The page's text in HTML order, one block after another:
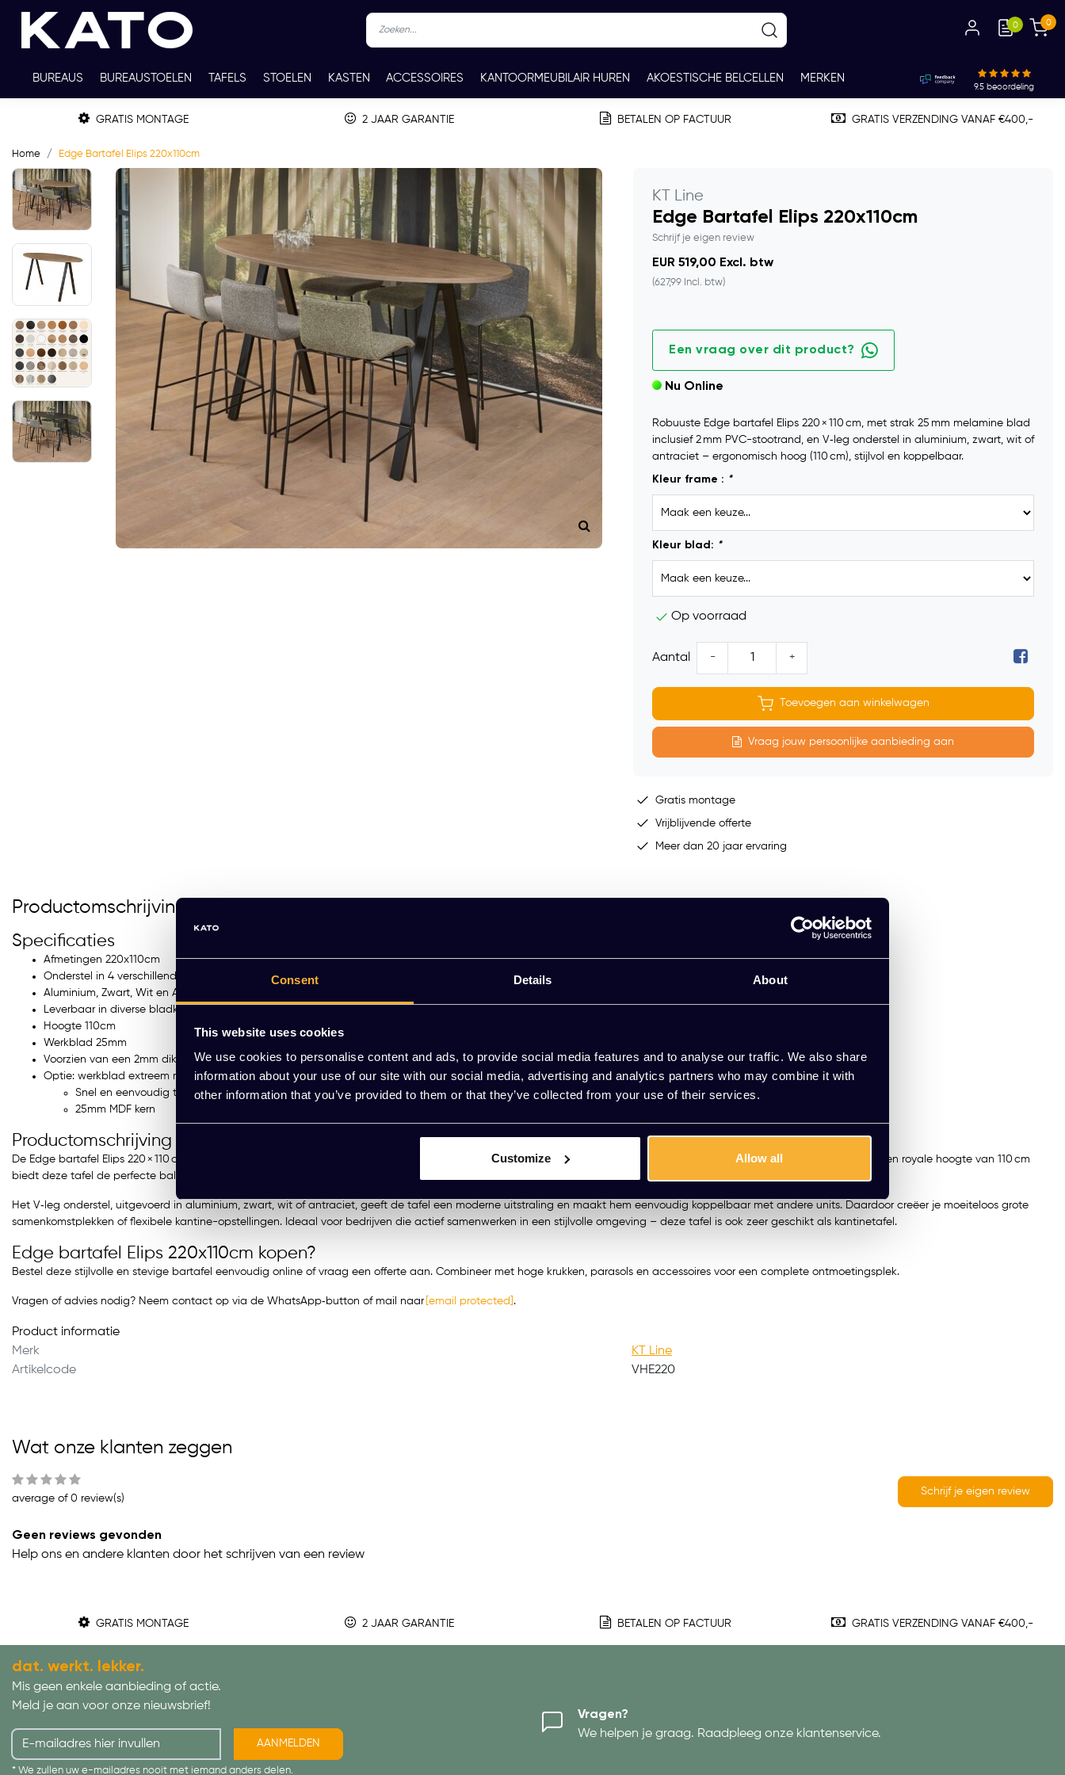
Consent Details About
This website uses cookies
We use cookies to personalise content and ads, to provide social media features and to analyse our traffic. We also share
information about your use of our site with our social media, advertising and analytics partners who may combine it with
other information that you’ve provided to them or that they’ve collected from your use of their services.
Customize Allow all
0 0
BUREAUS BUREAUSTOELEN TAFELS STOELEN KASTEN ACCESSOIRES KANTOORMEUBILAIR HUREN AKOESTISCHE BELCELLEN MERKEN
TWEEDEHANDS THUISWERKPLEKKEN WERKBLADKLEUREN CONTACT
9.5 beoordeling
GRATIS MONTAGE 2 JAAR GARANTIE BETALEN OP FACTUUR GRATIS VERZENDING VANAF €400,-
Home Edge Bartafel Elips 220x110cm
KT Line
Edge Bartafel Elips 220x110cm
Schrijf je eigen review
EUR 519,00 Excl. btw
(627,99 Incl. btw)
Een vraag over dit product?
Nu Online
Robuuste Edge bartafel Elips 220 × 110 cm, met strak 25 mm melamine blad
inclusief 2 mm PVC-stootrand, en V‑leg onderstel in aluminium, zwart, wit of
antraciet – ergonomisch hoog (110 cm), stijlvol en koppelbaar.
Kleur frame : *
Kleur blad: *
Op voorraad
Aantal - +
Toevoegen aan winkelwagen
Vraag jouw persoonlijke aanbieding aan
Gratis montage
Vrijblijvende offerte
Meer dan 20 jaar ervaring
Productomschrijving
Specificaties
Afmetingen 220x110cm
Onderstel in 4 verschillende kleuren
Aluminium, Zwart, Wit en Antraciet
Leverbaar in diverse bladkleuren
Hoogte 110cm
Werkblad 25mm
Voorzien van een 2mm dik PVC stootrand
Optie: werkblad extreem mat zwart, laat nagenoeg geen vingerafdrukken achter
Snel en eenvoudig te reinigen
25mm MDF kern
Productomschrijving
De Edge bartafel Elips 220 × 110 cm combineert strak design met slimme functionaliteit. Het 25 mm melamine blad is afgewerkt met een slijtvaste 2 mm PVC-stootrand. Met een royale hoogte van 110 cm
biedt deze tafel de perfecte balans tussen staan en zitten, passend bij informele overleggen of dynamische werkmomenten.
Het V‑leg onderstel, uitgevoerd in aluminium, zwart, wit of antraciet, geeft de tafel een moderne uitstraling en maakt hem eenvoudig koppelbaar met andere units. Daardoor creëer je moeiteloos grote
samenkomstplekken of flexibele kantine-opstellingen. Ideaal voor bedrijven die actief samenwerken in een stijlvolle omgeving – deze tafel is ook zeer geschikt als kantinetafel.
Edge bartafel Elips 220x110cm kopen?
Bestel deze stijlvolle en stevige bartafel eenvoudig online of vraag een offerte aan. Combineer met hoge krukken, parasols en accessoires voor een complete ontmoetingsplek.
Vragen of advies nodig? Neem contact op via de WhatsApp‑button of mail naar [email protected] .
Product informatie
Merk
KT Line
Artikelcode
VHE220
Wat onze klanten zeggen
average of 0 review(s)
Schrijf je eigen review
Geen reviews gevonden
Help ons en andere klanten door het schrijven van een review
GRATIS MONTAGE 2 JAAR GARANTIE BETALEN OP FACTUUR GRATIS VERZENDING VANAF €400,-
dat. werkt. lekker.
Mis geen enkele aanbieding of actie.
Meld je aan voor onze nieuwsbrief!
AANMELDEN
* We zullen uw e-mailadres nooit met iemand anders delen.
Vragen?
We helpen je graag. Raadpleeg onze klantenservice.